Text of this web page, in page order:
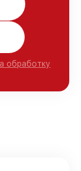
обработку